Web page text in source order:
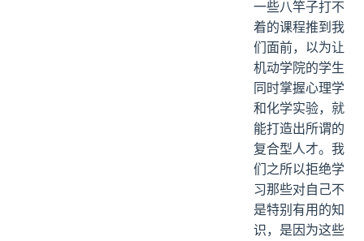
一些八竿子打不
着的课程推到我
们面前，以为让
机动学院的学生
同时掌握心理学
和化学实验，就
能打造出所谓的
复合型人才。我
们之所以拒绝学
习那些对自己不
是特别有用的知
识，是因为这些